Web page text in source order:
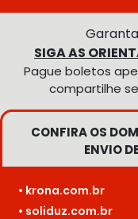
SIGA AS
Pague boletos
compartilhe
CONFIRA OS
ENVIO
• krona.com.br
• soliduz.com.br